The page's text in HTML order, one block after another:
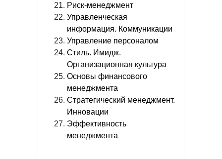
Риск-менеджмент
Управленческая
информация. Коммуникации
Управление персоналом
Стиль. Имидж.
Организационная культура
Основы финансового
менеджмента
Стратегический менеджмент.
Инновации
Эффективность
менеджмента